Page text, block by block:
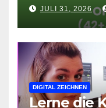
JULI 31, 2026
DIGITAL ZEICHNEN
Lerne die